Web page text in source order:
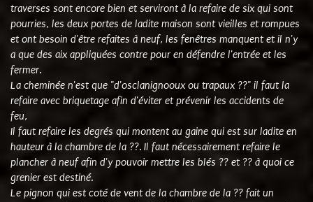
traverses sont encore bien et serviront à la refaire de six qui sont
pourries, les deux portes de ladite maison sont vieilles et rompues
et ont besoin d'être refaites à neuf, les fenêtres manquent et il n'y
a que des aix appliquées contre pour en défendre l'entrée et les
fermer.
La cheminée n'est que "d'osclanignooux ou trapaux ??" il faut la
refaire avec briquetage afin d'éviter et prévenir les accidents de
feu,
Il faut refaire les degrés qui montent au gaine qui est sur ladite en
hauteur à la chambre de la ??. Il faut nécessairement refaire le
plancher à neuf afin d'y pouvoir mettre les blés ?? et ?? à quoi ce
grenier est destiné.
Le pignon qui est coté de vent de la chambre de la ?? fait un